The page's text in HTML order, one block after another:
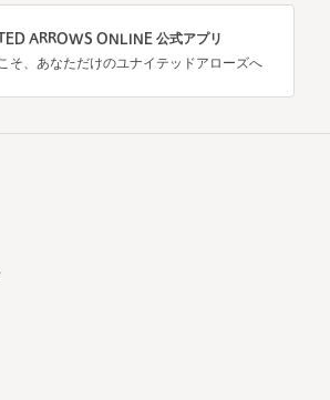
ARROWS ONLINE 公式アプリ
そ、あなただけのユナイテッドアローズへ